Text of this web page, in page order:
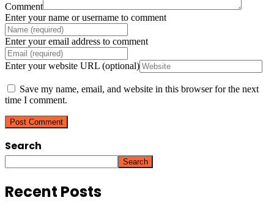
Comment
Enter your name or username to comment
Enter your email address to comment
Enter your website URL (optional)
Save my name, email, and website in this browser for the next
time I comment.
Search
Search
Recent Posts